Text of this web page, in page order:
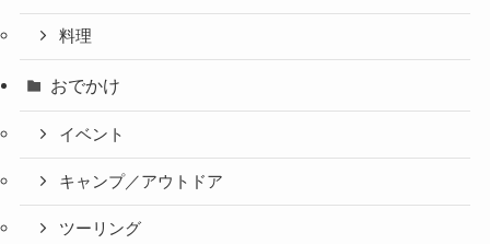
料理
おでかけ
イベント
キャンプ／アウトドア
ツーリング